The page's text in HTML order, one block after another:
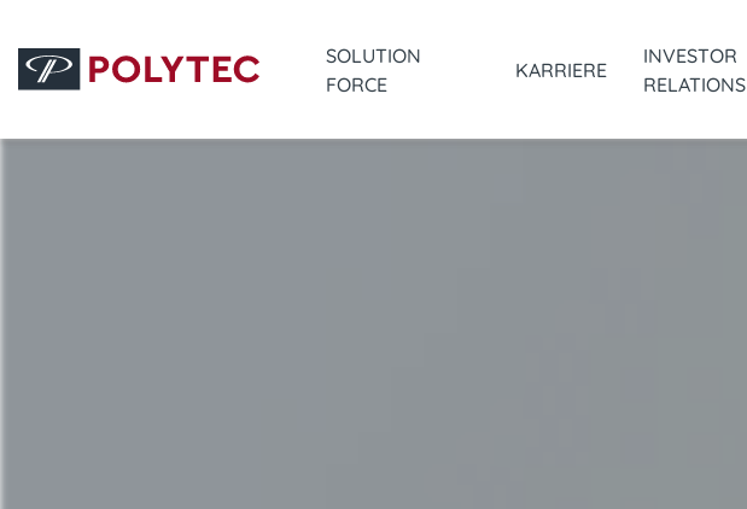
SOLUTION
FORCE
KARRIERE
INVESTOR
RELATIONS